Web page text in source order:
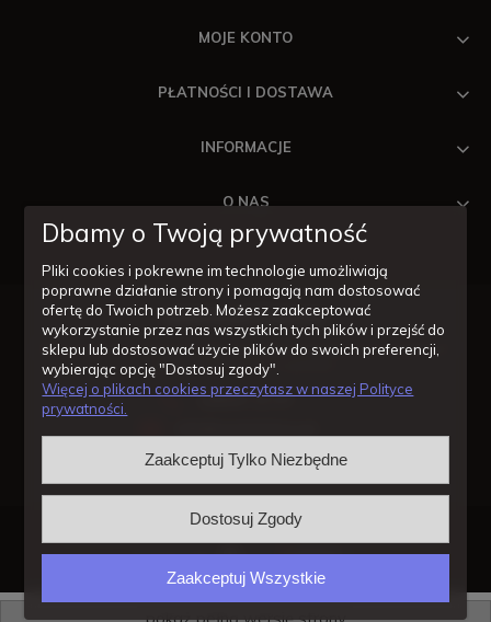
MOJE KONTO
PŁATNOŚCI I DOSTAWA
INFORMACJE
O NAS
Masz pytania odnośnie zakupów lub konkretnych produktów?
Jesteśmy po to by Ci pomóc!
14/620-11-57
sklep internetowy shoper.pl
made with
by
pokaż pełną wersję strony
Dbamy o Twoją prywatność
Pliki cookies i pokrewne im technologie umożliwiają
poprawne działanie strony i pomagają nam dostosować
ofertę do Twoich potrzeb. Możesz zaakceptować
wykorzystanie przez nas wszystkich tych plików i przejść do
sklepu lub dostosować użycie plików do swoich preferencji,
wybierając opcję "Dostosuj zgody".
Więcej o plikach cookies przeczytasz w naszej Polityce
prywatności.
Zaakceptuj Tylko Niezbędne
Dostosuj Zgody
Zaakceptuj Wszystkie